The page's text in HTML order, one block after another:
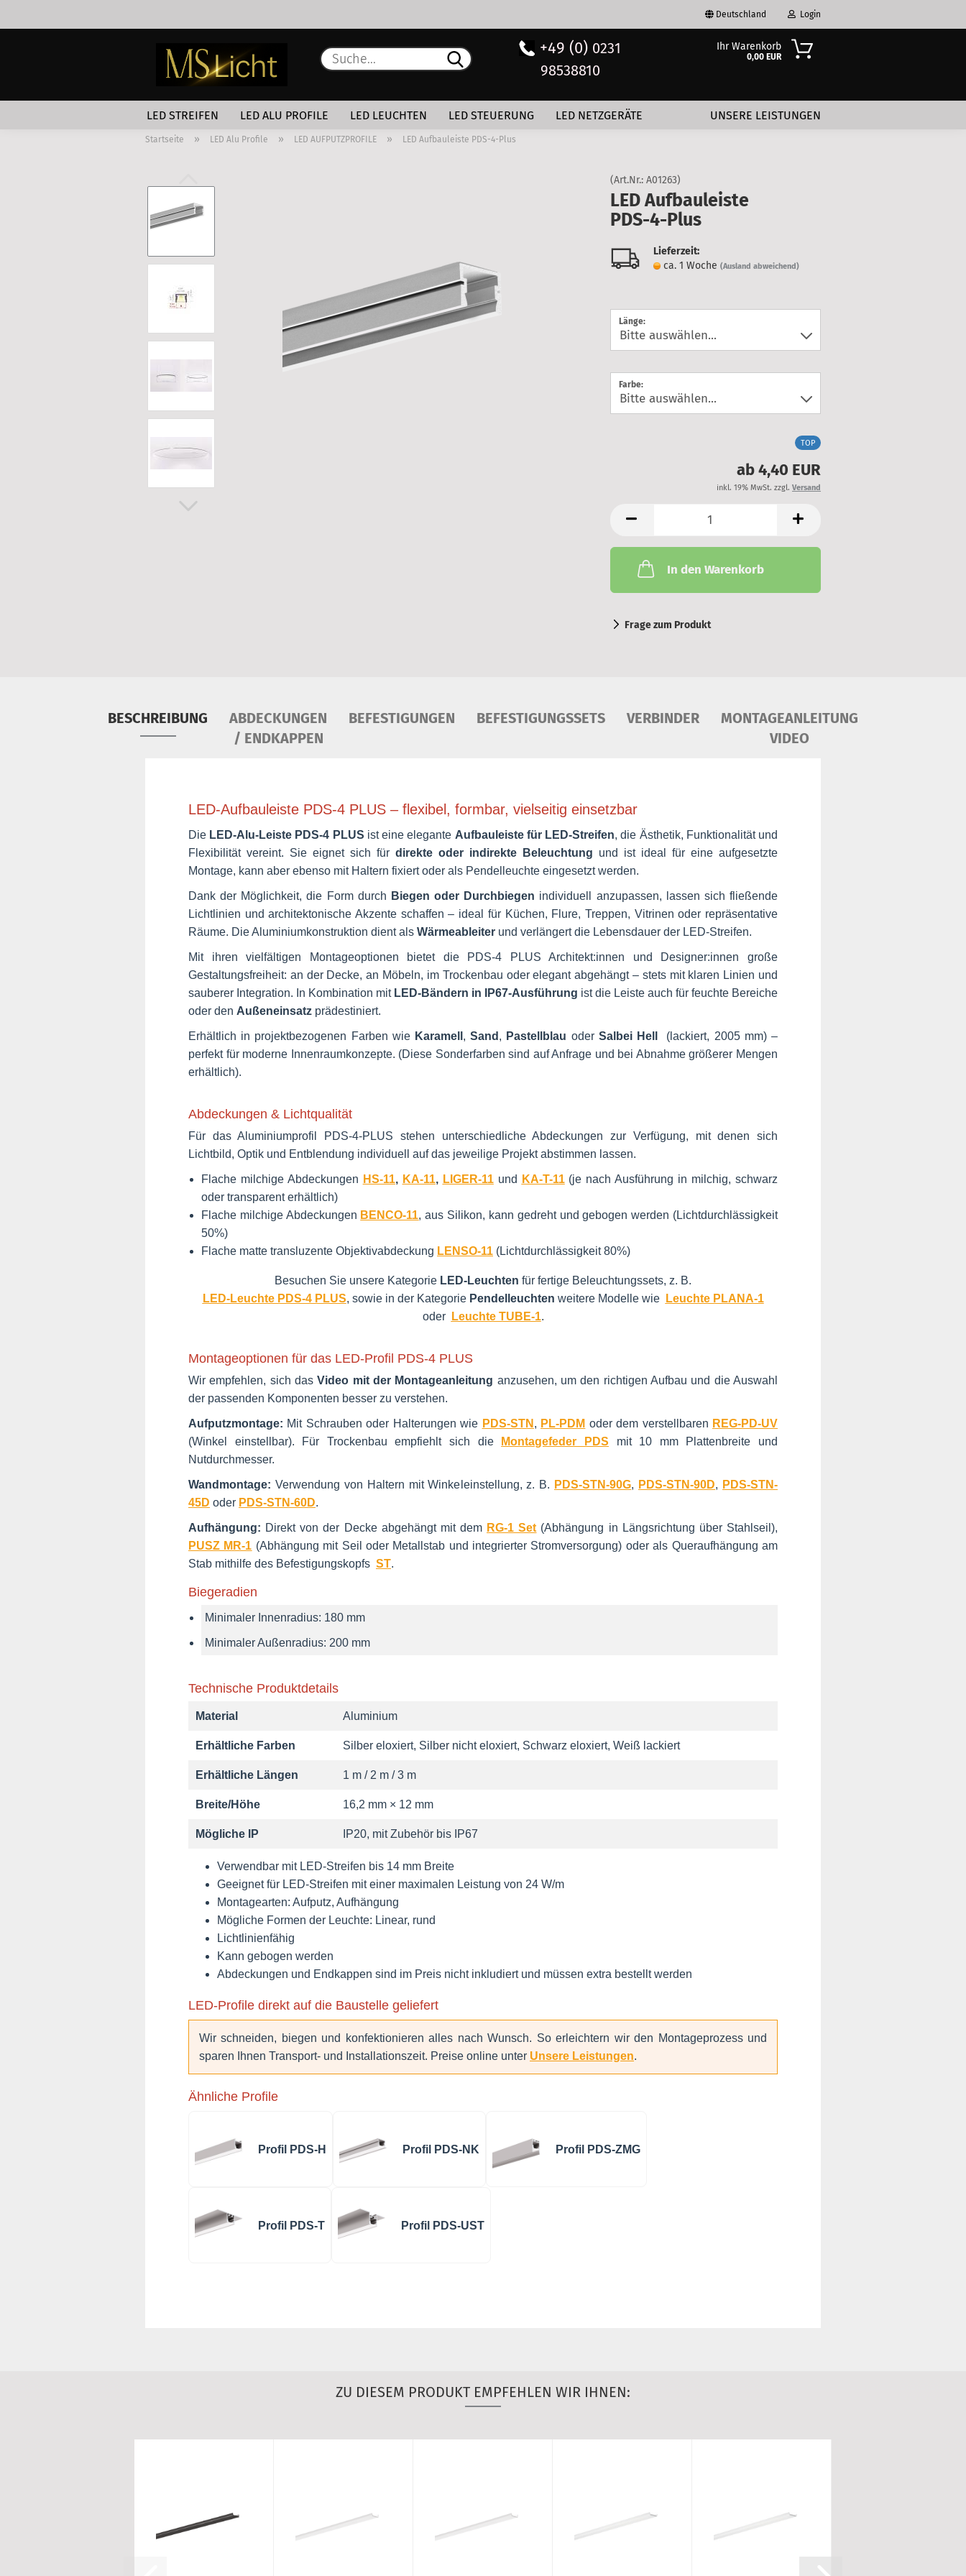
Deutschland
Lieferland
Login
Konto erstellen
Suche... +49 (0) 0231
98538810
Ihr Warenkorb
0,00 EUR
LED STREIFEN LED ALU PROFILE LED LEUCHTEN LED STEUERUNG LED NETZGERÄTE UNSERE LEISTUNGEN
Startseite » LED Alu Profile » LED AUFPUTZPROFILE » LED Aufbauleiste PDS-4-Plus
(Art.Nr.: A01263)
LED Aufbauleiste
PDS-4-Plus
Lieferzeit:
ca. 1 Woche (Ausland abweichend)
Länge:
Farbe:
TOP
ab 4,40 EUR
inkl. 19% MwSt. zzgl. Versand
In den Warenkorb
Frage zum Produkt
BESCHREIBUNG
ABDECKUNGEN
/ ENDKAPPEN
BEFESTIGUNGEN BEFESTIGUNGSSETS VERBINDER
MONTAGEANLEITUNG
VIDEO
LED-Aufbauleiste PDS-4 PLUS – flexibel, formbar, vielseitig einsetzbar
Die LED-Alu-Leiste PDS-4 PLUS ist eine elegante Aufbauleiste für LED-Streifen, die Ästhetik, Funktionalität und
Flexibilität vereint. Sie eignet sich für direkte oder indirekte Beleuchtung und ist ideal für eine aufgesetzte
Montage, kann aber ebenso mit Haltern fixiert oder als Pendelleuchte eingesetzt werden.
Dank der Möglichkeit, die Form durch Biegen oder Durchbiegen individuell anzupassen, lassen sich fließende
Lichtlinien und architektonische Akzente schaffen – ideal für Küchen, Flure, Treppen, Vitrinen oder repräsentative
Räume. Die Aluminiumkonstruktion dient als Wärmeableiter und verlängert die Lebensdauer der LED-Streifen.
Mit ihren vielfältigen Montageoptionen bietet die PDS-4 PLUS Architekt:innen und Designer:innen große
Gestaltungsfreiheit: an der Decke, an Möbeln, im Trockenbau oder elegant abgehängt – stets mit klaren Linien und
sauberer Integration. In Kombination mit LED-Bändern in IP67-Ausführung ist die Leiste auch für feuchte Bereiche
oder den Außeneinsatz prädestiniert.
Erhältlich in projektbezogenen Farben wie Karamell ,Sand , Pastellblau oder Salbei Hell
(lackiert, 2005 mm) –
perfekt für moderne Innenraumkonzepte. (Diese Sonderfarben sind auf Anfrage und bei Abnahme größerer Mengen
erhältlich).
Abdeckungen & Lichtqualität
Für das Aluminiumprofil PDS-4-PLUS stehen unterschiedliche Abdeckungen zur Verfügung, mit denen sich
Lichtbild, Optik und Entblendung individuell auf das jeweilige Projekt abstimmen lassen.
Flache milchige Abdeckungen HS-11, KA-11, LIGER-11 und KA-T-11(je nach Ausführung in milchig, schwarz
oder transparent erhältlich)
Flache milchige Abdeckungen BENCO-11, aus Silikon, kann gedreht und gebogen werden (Lichtdurchlässigkeit
50%)
Flache matte transluzente Objektivabdeckung LENSO-11 (Lichtdurchlässigkeit 80%)
Besuchen Sie unsere Kategorie LED-Leuchten für fertige Beleuchtungssets, z. B.
LED-Leuchte PDS-4 PLUS, sowie in der Kategorie Pendelleuchten weitere Modelle wie
Leuchte PLANA-1
oder
Leuchte TUBE-1.
Montageoptionen für das LED-Profil PDS-4 PLUS
Wir empfehlen, sich dasVideo mit der Montageanleitung anzusehen, um den richtigen Aufbau und die Auswahl
der passenden Komponenten besser zu verstehen.
Aufputzmontage: Mit Schrauben oder Halterungen wie PDS-STN , PL-PDM oder dem verstellbaren REG-PD-UV
(Winkel einstellbar). Für Trockenbau empfiehlt sich die
Montagefeder PDS mit 10 mm Plattenbreite und
Nutdurchmesser.
Wandmontage: Verwendung von Haltern mit Winkeleinstellung, z. B. PDS-STN-90G, PDS-STN-90D, PDS-STN-
45D oder PDS-STN-60D.
Aufhängung: Direkt von der Decke abgehängt mit dem RG-1 Set (Abhängung in Längsrichtung über Stahlseil),
PUSZ MR-1 (Abhängung mit Seil oder Metallstab und integrierter Stromversorgung) oder als Queraufhängung am
Stab mithilfe des Befestigungskopfs ST.
Biegeradien
Minimaler Innenradius: 180 mm
Minimaler Außenradius: 200 mm
Technische Produktdetails
Material Aluminium
Erhältliche Farben Silber eloxiert, Silber nicht eloxiert, Schwarz eloxiert, Weiß lackiert
Erhältliche Längen 1 m / 2 m / 3 m
Breite/Höhe 16,2 mm × 12 mm
Mögliche IP IP20, mit Zubehör bis IP67
Verwendbar mit LED-Streifen bis 14 mm Breite
Geeignet für LED-Streifen mit einer maximalen Leistung von 24 W/m
Montagearten: Aufputz, Aufhängung
Mögliche Formen der Leuchte: Linear, rund
Lichtlinienfähig
Kann gebogen werden
Abdeckungen und Endkappen sind im Preis nicht inkludiert und müssen extra bestellt werden
LED-Profile direkt auf die Baustelle geliefert
Wir schneiden, biegen und konfektionieren alles nach Wunsch. So erleichtern wir den Montageprozess und
sparen Ihnen Transport- und Installationszeit. Preise online unter Unsere Leistungen.
Ähnliche Profile
Profil PDS-H Profil PDS-NK Profil PDS-ZMG
Profil PDS-T Profil PDS-UST
ZU DIESEM PRODUKT EMPFEHLEN WIR IHNEN: